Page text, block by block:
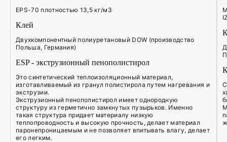
EPS-70 плотностью 13,5 кг/м3
Клей
Двухкомпонентный полиуретановый DOW (производство
Польша, Германия)
ESP - экструзионный пенополистирол
Это синтетический теплоизоляционный материал,
изготавливаемый из гранул полистирола путем нагревания и
экструзии.
Экструзионный пенополистирол имеет однородную
структуру из герметично замкнутых пузырьков. Именно
такая структура придает материалу низкую
теплопроводность и высокую прочность, делает материал
паронепроницаемым и не позволяет впитывать влагу, делает
его легким.